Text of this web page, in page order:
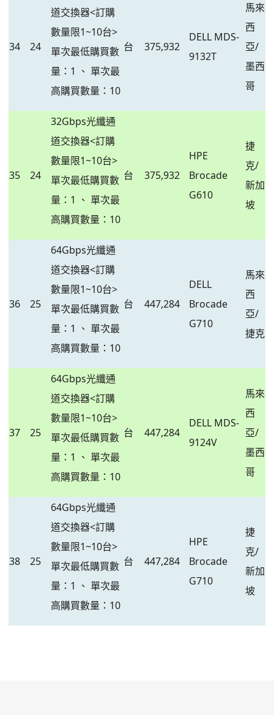
34 24
道交換器<訂購
數量限1~10台>
單次最低購買數
量：1 、 單次最
高購買數量：10
台 375,932
DELL MDS-
9132T
馬來
西
亞/
墨西
哥
35 24
32Gbps光纖通
道交換器<訂購
數量限1~10台>
單次最低購買數
量：1 、 單次最
高購買數量：10
台 375,932
HPE
Brocade
G610
捷
克/
新加
坡
36 25
64Gbps光纖通
道交換器<訂購
數量限1~10台>
單次最低購買數
量：1 、 單次最
高購買數量：10
台 447,284
DELL
Brocade
G710
馬來
西
亞/
捷克
37 25
64Gbps光纖通
道交換器<訂購
數量限1~10台>
單次最低購買數
量：1 、 單次最
高購買數量：10
台 447,284
DELL MDS-
9124V
馬來
西
亞/
墨西
哥
38 25
64Gbps光纖通
道交換器<訂購
數量限1~10台>
單次最低購買數
量：1 、 單次最
高購買數量：10
台 447,284
HPE
Brocade
G710
捷
克/
新加
坡